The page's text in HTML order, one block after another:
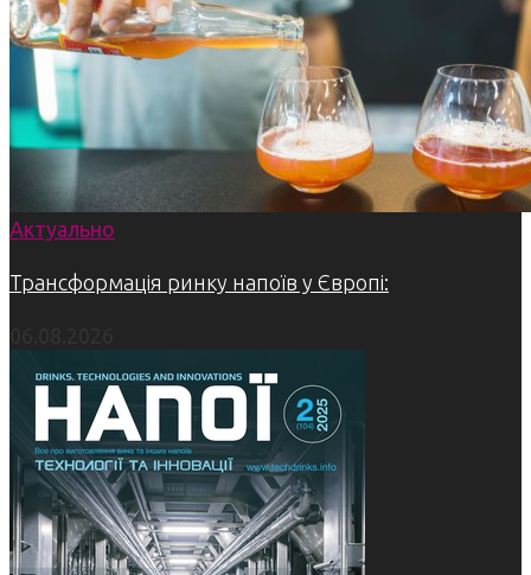
Актуально
Трансформація ринку напоїв у Європі: